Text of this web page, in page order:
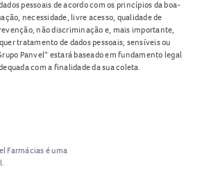
pessoais de acordo com os princípios da boa-
necessidade, livre acesso, qualidade de
não discriminação e, mais importante,
tratamento de dados pessoais, sensíveis ou
Panvel* estará baseado em fundamento legal
com a finalidade da sua coleta.
Farmácias é uma